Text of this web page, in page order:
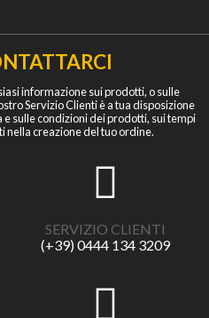
informazione sui prodotti, o sulle
Servizio Clienti è a tua disposizione
sulle condizioni dei prodotti, sui tempi
nella creazione del tuo ordine.
SERVIZIO CLIENTI
(+39) 0444 134 3209